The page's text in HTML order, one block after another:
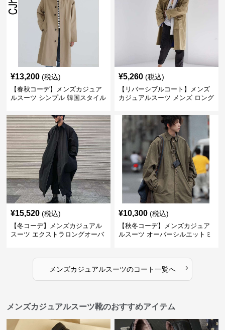
¥13,200 (税込)
【春秋コーデ】メンズカジュア
ルスーツ シンプル 韓国スタイル
¥5,260 (税込)
【リバーシブルコート】メンズ
カジュアルスーツ メンズ ロング
ート
¥15,520 (税込)
【冬コーデ】メンズカジュアル
スーツ エクストラロングオーバ
¥10,300 (税込)
【秋冬コーデ】メンズカジュア
ルスーツ オーバーシルエットミ
メンズカジュアルスーツのコート一覧へ ›
メンズカジュアルスーツ靴のおすすめアイテム